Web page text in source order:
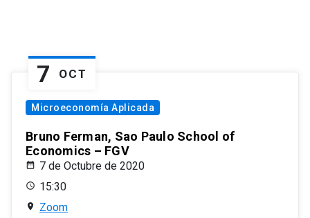
7 OCT
Microeconomía Aplicada
Bruno Ferman, Sao Paulo School of
Economics – FGV
7 de Octubre de 2020
15:30
Zoom